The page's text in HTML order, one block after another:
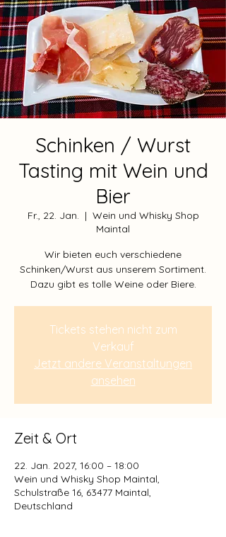
Schinken / Wurst
Tasting mit Wein und
Bier
Fr., 22. Jan.
  |
Wein und Whisky Shop
Maintal
Wir bieten euch verschiedene
Schinken/Wurst aus unserem Sortiment.
Tickets stehen nicht zum
Verkauf
Jetzt andere Veranstaltungen
ansehen
Zeit & Ort
22. Jan. 2027, 16:00 – 18:00
Wein und Whisky Shop Maintal,
Schulstraße 16, 63477 Maintal,
Deutschland